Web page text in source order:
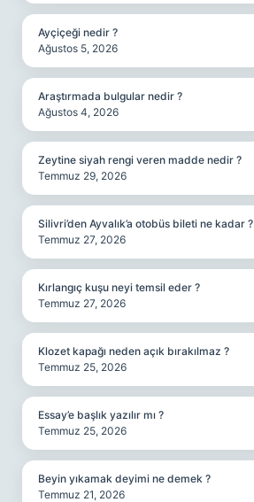
Ayçiçeği nedir ?
Ağustos 5, 2026
Araştırmada bulgular nedir ?
Ağustos 4, 2026
Zeytine siyah rengi veren madde nedir ?
Temmuz 29, 2026
Silivri’den Ayvalık’a otobüs bileti ne kadar ?
Temmuz 27, 2026
Kırlangıç kuşu neyi temsil eder ?
Temmuz 27, 2026
Klozet kapağı neden açık bırakılmaz ?
Temmuz 25, 2026
Essay’e başlık yazılır mı ?
Temmuz 25, 2026
Beyin yıkamak deyimi ne demek ?
Temmuz 21, 2026